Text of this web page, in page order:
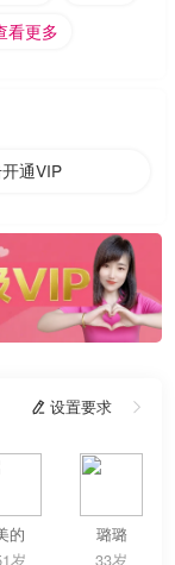
看更多
通VIP
 设置要求 
的
岁
璐璐
33岁